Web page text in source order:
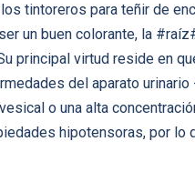
tintoreros para teñir de
un buen colorante, la
principal virtud reside en
del aparato
o una alta
hipotensoras, por lo